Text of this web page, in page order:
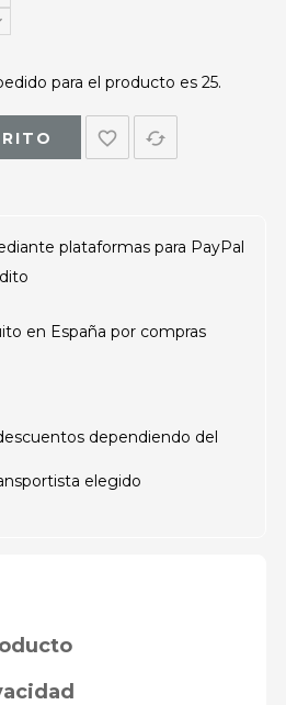
para el producto es 25.
favorite_border cached
plataformas para PayPal
en España por compras
dependiendo del
elegido